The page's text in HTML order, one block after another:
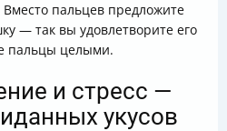
пальцев предложите
— так вы удовлетворите его
пальцы целыми.
и стресс —
укусов